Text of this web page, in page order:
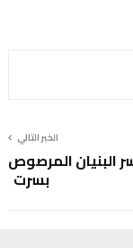
الخبر التالي
البنيان المرصوص
بسرت